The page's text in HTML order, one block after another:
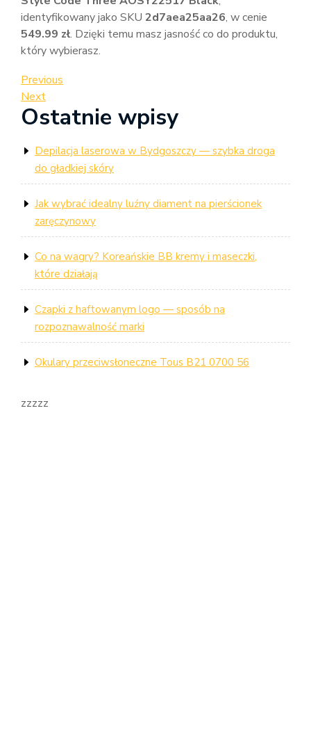
identyfikowany jako SKU 2d7aea25aa26, w cenie
549.99 zł. Dzięki temu masz jasność co do produktu,
który wybierasz.
Nawigacja
wpisu
Previous
Post
Previous
Next
Post
Next
Ostatnie wpisy
Depilacja laserowa w Bydgoszczy — szybka droga
do gładkiej skóry
Jak wybrać idealny luźny diament na pierścionek
zaręczynowy
Co na wagry? Koreańskie BB kremy i maseczki,
które działają
Czapki z haftowanym logo — sposób na
rozpoznawalność marki
Okulary przeciwsłoneczne Tous B21 0700 56
zzzzz